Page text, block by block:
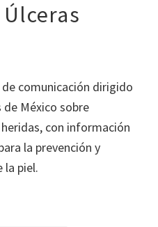
de comunicación dirigido
México sobre
con información
la prevención y
la piel.